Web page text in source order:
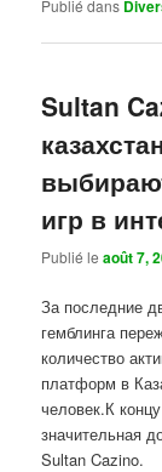
Publié dans
Sultan
игр в
Publié leaoût 7,
За последние
гемблинга
количество
платформ в
человек.К
значительная
Sultan Cazino.